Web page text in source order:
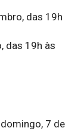
das 19h
das 19h às
7 de